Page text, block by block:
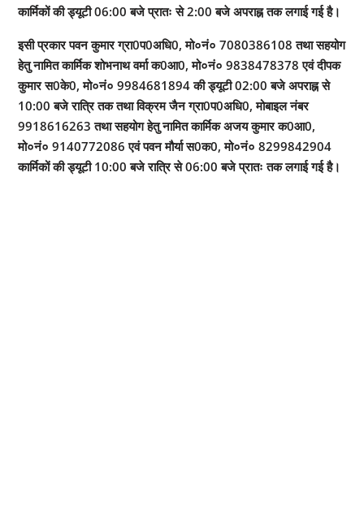
कार्मिकों की ड्यूटी 06:00 बजे प्रातः से 2:00 बजे अपराह्न तक लगाई गई है।
इसी प्रकार पवन कुमार ग्रा0प0अधि0, मो०नं० 7080386108 तथा सहयोग
हेतु नामित कार्मिक शोभनाथ वर्मा क0आ0, मो०नं० 9838478378 एवं दीपक
कुमार स0के0, मो०नं० 9984681894 की ड्यूटी 02:00 बजे अपराह्न से
10:00 बजे रात्रि तक तथा विक्रम जैन ग्रा0प0अधि0, मोबाइल नंबर
9918616263 तथा सहयोग हेतु नामित कार्मिक अजय कुमार क0आ0,
मो०नं० 9140772086 एवं पवन मौर्या स0क0, मो०नं० 8299842904
कार्मिकों की ड्यूटी 10:00 बजे रात्रि से 06:00 बजे प्रातः तक लगाई गई है।